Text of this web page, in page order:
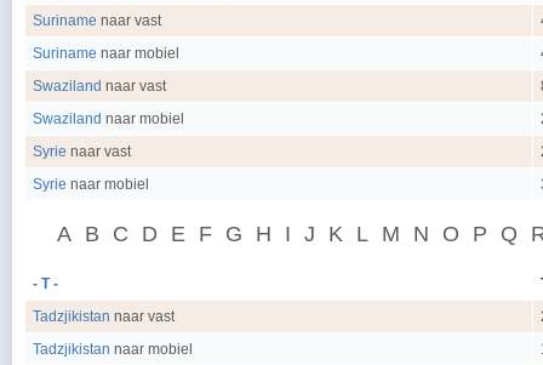
Suriname naar vast
Suriname naar mobiel
Swaziland naar vast
Swaziland naar mobiel
Syrie naar vast
Syrie naar mobiel
A B C D E F G H I J K L M N O P Q
- T -
Tadzjikistan naar vast
Tadzjikistan naar mobiel